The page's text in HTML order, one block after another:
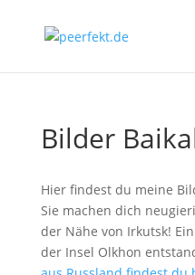
Bilder
Hier findest du meine
Sie machen dich
der Nähe von Irkutsk!
der Insel Olkhon